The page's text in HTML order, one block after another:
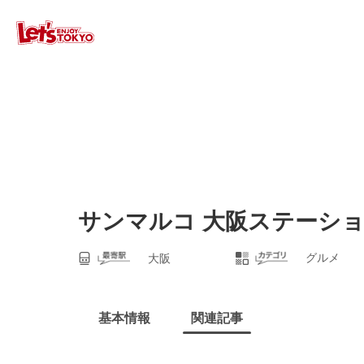
サンマルコ 大阪ステーシ
大阪 グルメ
基本情報 関連記事